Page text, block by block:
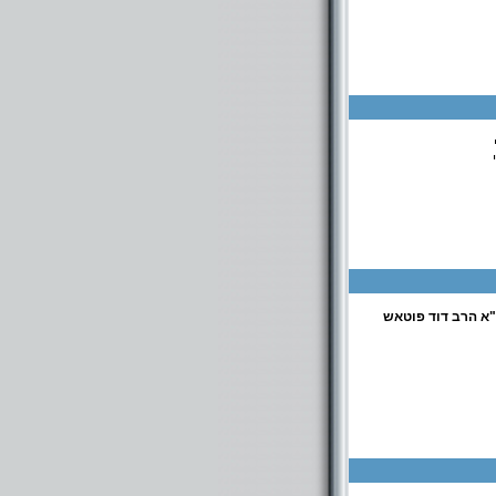
הרב דוד פוטאש